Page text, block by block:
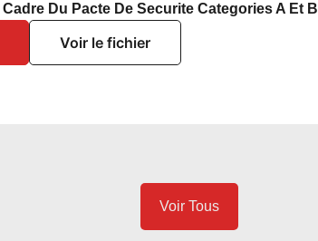
Du Pacte De Securite Categories A Et B
Voir le fichier
Voir Tous